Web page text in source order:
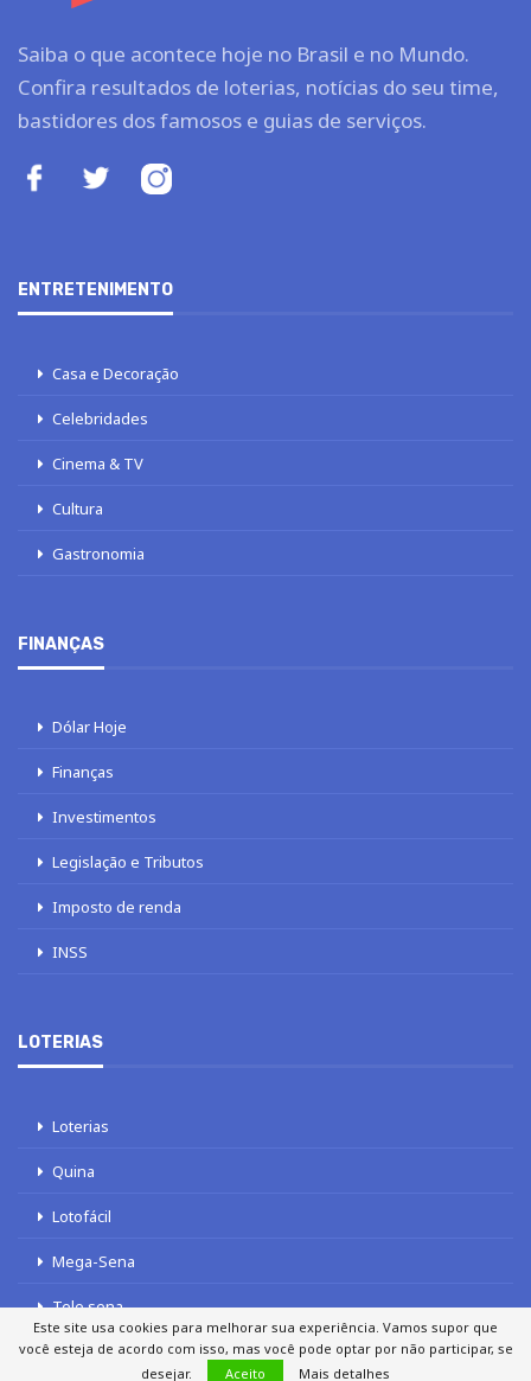
Saiba o que acontece hoje no Brasil e no Mundo.
Confira resultados de loterias, notícias do seu time,
bastidores dos famosos e guias de serviços.
ENTRETENIMENTO
Casa e Decoração
Celebridades
Cinema & TV
Cultura
Gastronomia
FINANÇAS
Dólar Hoje
Finanças
Investimentos
Legislação e Tributos
Imposto de renda
INSS
LOTERIAS
Loterias
Quina
Lotofácil
Mega-Sena
Tele sena
Este site usa cookies para melhorar sua experiência. Vamos supor que
você esteja de acordo com isso, mas você pode optar por não participar, se
desejar.
Aceito Mais detalhes